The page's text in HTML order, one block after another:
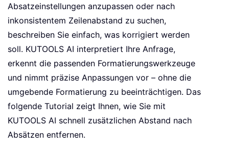
Absatzeinstellungen anzupassen oder nach
inkonsistentem Zeilenabstand zu suchen,
beschreiben Sie einfach, was korrigiert werden
soll. KUTOOLS AI interpretiert Ihre Anfrage,
erkennt die passenden Formatierungswerkzeuge
und nimmt präzise Anpassungen vor – ohne die
umgebende Formatierung zu beeinträchtigen. Das
folgende Tutorial zeigt Ihnen, wie Sie mit
KUTOOLS AI schnell zusätzlichen Abstand nach
Absätzen entfernen.